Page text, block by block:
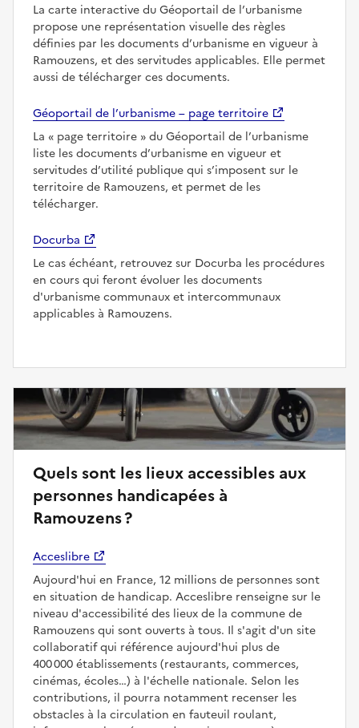
La carte interactive du Géoportail de l’urbanisme
propose une représentation visuelle des règles
définies par les documents d’urbanisme en vigueur à
Ramouzens, et des servitudes applicables. Elle permet
aussi de télécharger ces documents.
Géoportail de l’urbanisme – page territoire
La
page territoire
du Géoportail de l’urbanisme
liste les documents d’urbanisme en vigueur et
servitudes d’utilité publique qui s’imposent sur le
territoire de Ramouzens, et permet de les
télécharger.
Docurba
Le cas échéant, retrouvez sur Docurba les procédures
en cours qui feront évoluer les documents
d'urbanisme communaux et intercommunaux
applicables à Ramouzens.
Quels sont les lieux accessibles aux
personnes handicapées à
Ramouzens ?
Acceslibre
Aujourd'hui en France, 12 millions de personnes sont
en situation de handicap. Acceslibre renseigne sur le
niveau d'accessibilité des lieux de la commune de
Ramouzens qui sont ouverts à tous. Il s'agit d'un site
collaboratif qui référence aujourd'hui plus de
400 000 établissements (restaurants, commerces,
cinémas, écoles…) à l'échelle nationale. Selon les
contributions, il pourra notamment recenser les
obstacles à la circulation en fauteuil roulant,